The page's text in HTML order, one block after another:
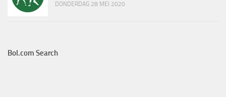
DONDERDAG 28 MEI 2020
Bol.com Search